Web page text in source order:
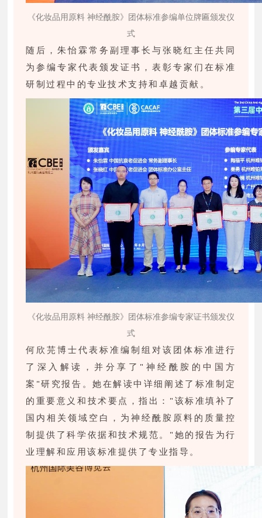
《化妆品用原料 神经酰胺》团体标准参编单位牌匾颁发仪
式
随后，朱怡霖常务副理事长与张晓红主任共同
为参编专家代表颁发证书，表彰专家们在标准
研制过程中的专业技术支持和卓越贡献。
《化妆品用原料 神经酰胺》团体标准参编专家证书颁发仪
式
何欣芫博士代表标准编制组对该团体标准进行
了深入解读，并分享了"神经酰胺的中国方
案"研究报告。她在解读中详细阐述了标准制定
的重要意义和技术要点，指出："该标准填补了
国内相关领域空白，为神经酰胺原料的质量控
制提供了科学依据和技术规范。"她的报告为行
业理解和应用该标准提供了专业指导。